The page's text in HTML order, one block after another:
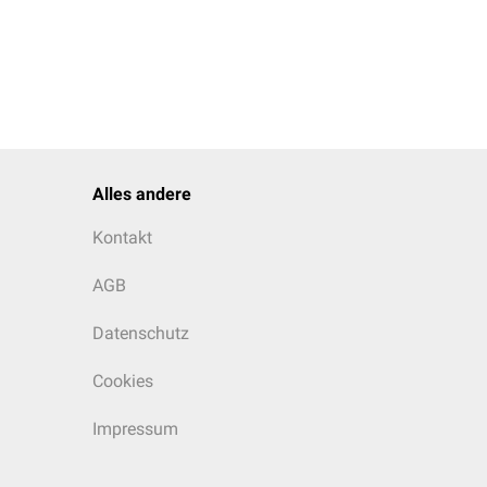
Alles andere
Kontakt
AGB
Datenschutz
Cookies
Impressum